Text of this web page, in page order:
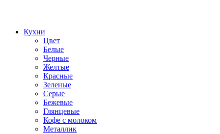
Кухни
Цвет
Белые
Черные
Желтые
Красные
Зеленые
Серые
Бежевые
Глянцевые
Кофе с молоком
Металлик